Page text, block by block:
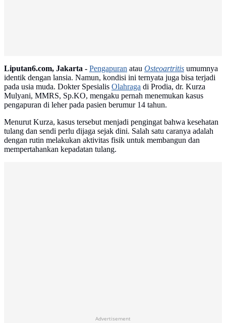
Liputan6.com, Jakarta - Pengapuran atau Osteoartritis umumnya
identik dengan lansia. Namun, kondisi ini ternyata juga bisa terjadi
pada usia muda. Dokter Spesialis Olahraga di Prodia, dr. Kurza
Mulyani, MMRS, Sp.KO, mengaku pernah menemukan kasus
pengapuran di leher pada pasien berumur 14 tahun.
Menurut Kurza, kasus tersebut menjadi pengingat bahwa kesehatan
tulang dan sendi perlu dijaga sejak dini. Salah satu caranya adalah
dengan rutin melakukan aktivitas fisik untuk membangun dan
mempertahankan kepadatan tulang.
Advertisement